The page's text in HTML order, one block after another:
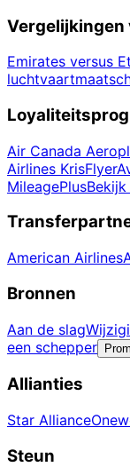
Emirates versus
Air Canada
Airlines KrisFlyer
MileagePlus
American Airlines
Bronnen
Aan de slag
een schepper
Allianties
Star Alliance
Steun